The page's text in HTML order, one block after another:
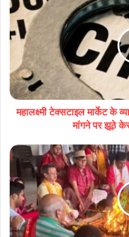
महालक्ष्मी टेक्सटाइल मार्केट के
मांगने पर झूठे